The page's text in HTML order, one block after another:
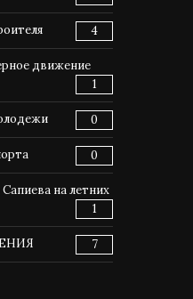
4
движение
1
0
0
на летних
1
7